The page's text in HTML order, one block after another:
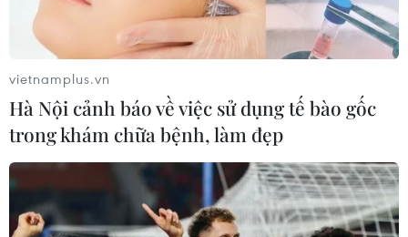
vietnamplus.vn
Hà Nội cảnh báo về việc sử dụng tế bào gốc
trong khám chữa bệnh, làm đẹp